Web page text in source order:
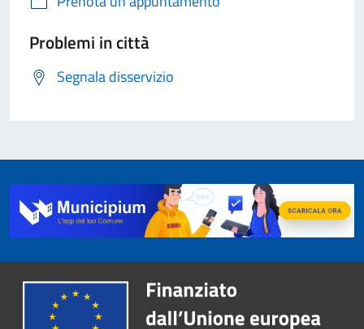
Problemi in città
Segnala disservizio